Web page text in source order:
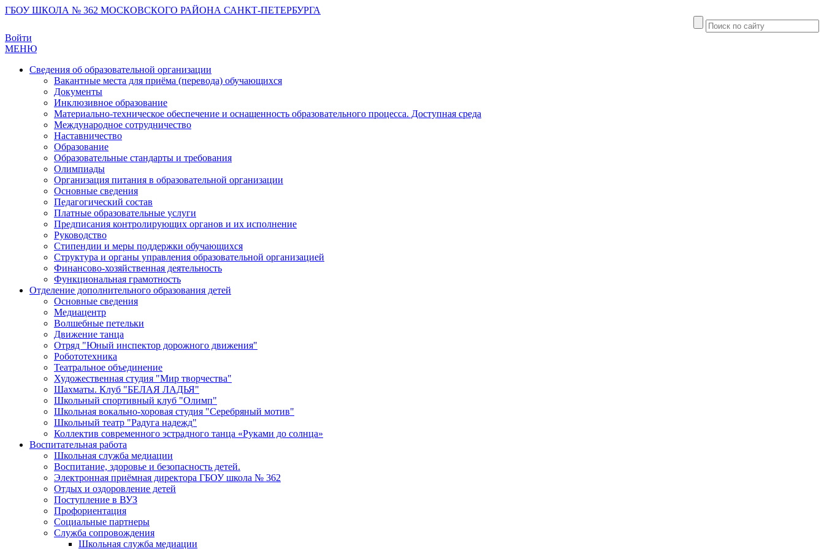
ГБОУ ШКОЛА № 362 МОСКОВСКОГО РАЙОНА САНКТ-ПЕТЕРБУРГА
Войти
МЕНЮ
Сведения об образовательной организации
Вакантные места для приёма (перевода) обучающихся
Документы
Инклюзивное образование
Материально-техническое обеспечение и оснащенность образовательного процесса. Доступная среда
Международное сотрудничество
Наставничество
Образование
Образовательные стандарты и требования
Олимпиады
Организация питания в образовательной организации
Основные сведения
Педагогический состав
Платные образовательные услуги
Предписания контролирующих органов и их исполнение
Руководство
Стипендии и меры поддержки обучающихся
Структура и органы управления образовательной организацией
Финансово-хозяйственная деятельность
Функциональная грамотность
Отделение дополнительного образования детей
Основные сведения
Медиацентр
Волшебные петельки
Движение танца
Отряд "Юный инспектор дорожного движения"
Робототехника
Театральное объединение
Художественная студия "Мир творчества"
Шахматы. Клуб "БЕЛАЯ ЛАДЬЯ"
Школьный спортивный клуб "Олимп"
Школьная вокально-хоровая студия "Серебряный мотив"
Школьный театр "Радуга надежд"
Коллектив современного эстрадного танца «Руками до солнца»
Воспитательная работа
Школьная служба медиации
Воспитание, здоровье и безопасность детей.
Электронная приёмная директора ГБОУ школа № 362
Отдых и оздоровление детей
Поступление в ВУЗ
Профориентация
Социальные партнеры
Служба сопровождения
Школьная служба медиации